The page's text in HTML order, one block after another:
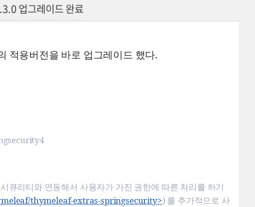
업그레이드 완료
적용버전을 바로 업그레이드 했다.
리티와 연동해서 사용자가 가진 권한에 따른 처리를 하기
thymeleaf-extras-springsecurity>) 를 추가적으로 사